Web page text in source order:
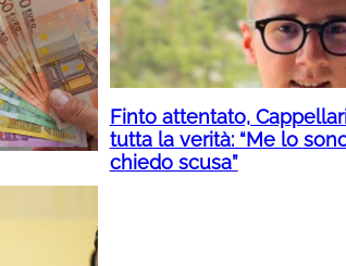
Finto attentato,
tutta la verità: “Me lo
chiedo scusa”